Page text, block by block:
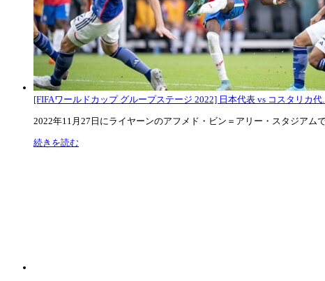
[FIFAワールドカップ グループステージ 2022] 日本代表 vs コスタリカ代
2022年11月27日にライヤーンのアフメド・ビン＝アリー・スタジアム
続きを読む